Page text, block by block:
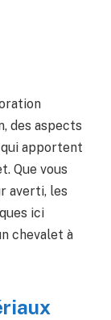
des aspects
apportent
Que vous
averti, les
ici
chevalet à